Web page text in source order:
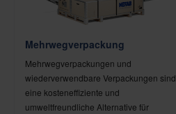
Mehrwegverpackung
Mehrwegverpackungen und
wiederverwendbare Verpackungen sind
eine kosteneffiziente und
umweltfreundliche Alternative für